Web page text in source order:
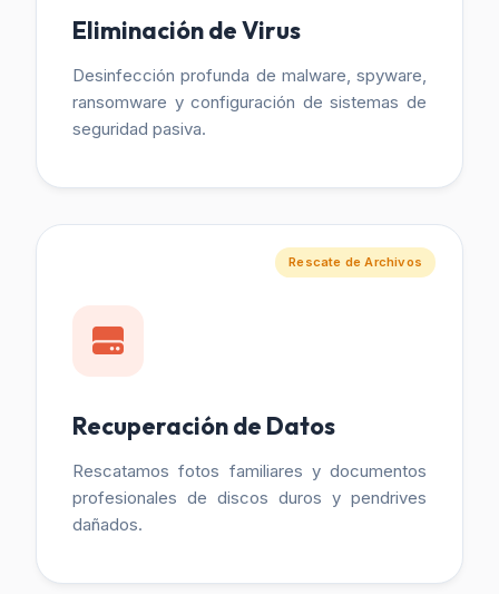
Eliminación de Virus
Desinfección profunda de malware, spyware,
ransomware y configuración de sistemas de
seguridad pasiva.
Rescate de Archivos
Recuperación de Datos
Rescatamos fotos familiares y documentos
profesionales de discos duros y pendrives
dañados.